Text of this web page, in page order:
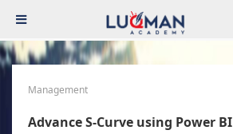
Management
Advance S-Curve using Power BI